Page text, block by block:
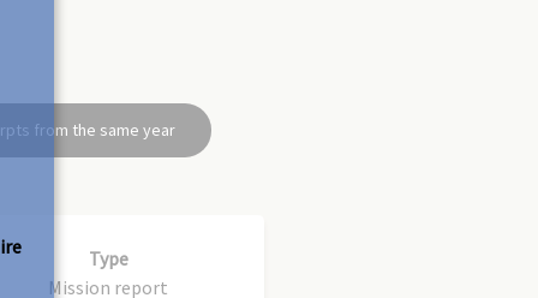
from the same year
Type
Mission report